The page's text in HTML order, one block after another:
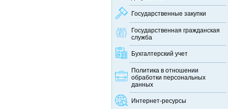
Государственные закупки
Государственная гражданская
служба
Бухгалтерский учет
Политика в отношении
обработки персональных
данных
Интернет-ресурсы